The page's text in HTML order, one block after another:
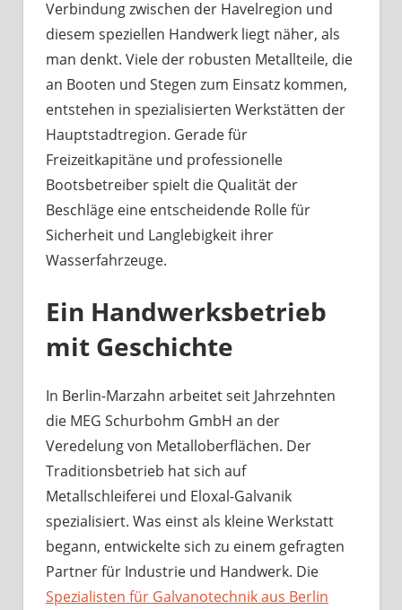
Verbindung zwischen der Havelregion und
diesem speziellen Handwerk liegt näher, als
man denkt. Viele der robusten Metallteile, die
an Booten und Stegen zum Einsatz kommen,
entstehen in spezialisierten Werkstätten der
Hauptstadtregion. Gerade für
Freizeitkapitäne und professionelle
Bootsbetreiber spielt die Qualität der
Beschläge eine entscheidende Rolle für
Sicherheit und Langlebigkeit ihrer
Wasserfahrzeuge.
Ein Handwerksbetrieb
mit Geschichte
In Berlin-Marzahn arbeitet seit Jahrzehnten
die MEG Schurbohm GmbH an der
Veredelung von Metalloberflächen. Der
Traditionsbetrieb hat sich auf
Metallschleiferei und Eloxal-Galvanik
spezialisiert. Was einst als kleine Werkstatt
begann, entwickelte sich zu einem gefragten
Partner für Industrie und Handwerk. Die
Spezialisten für Galvanotechnik aus Berlin